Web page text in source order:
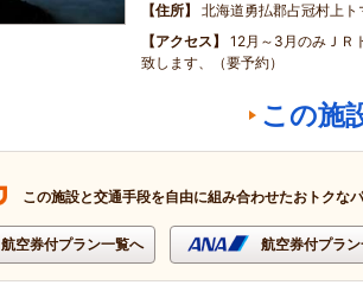
住所
北海道勇払郡占冠村上
アクセス
12月～3月のみＪＲ
致します、（要予約）
この施
この施設と交通手段を自由に組み合わせたおトクな
航空券付プラン一覧へ 航空券付プラ